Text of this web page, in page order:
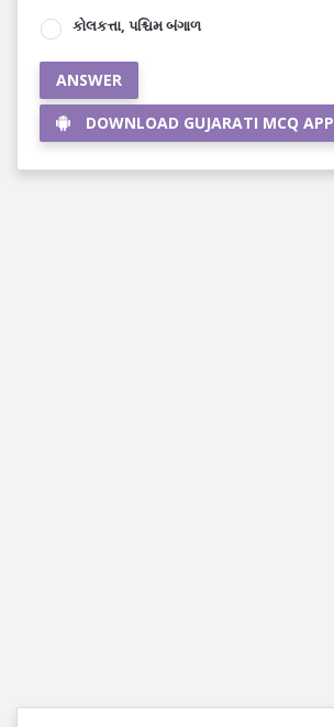
કોલકત્તા, પશ્ચિમ બંગાળ
ANSWER
DOWNLOAD GUJARATI MCQ APP